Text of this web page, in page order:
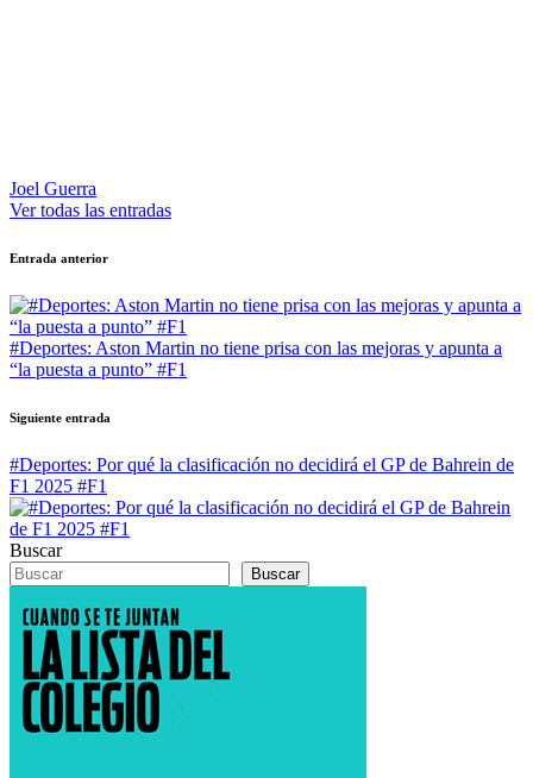
Joel Guerra
Ver todas las entradas
Navegación
de
entradas
Entrada anterior
#Deportes: Aston Martin no tiene prisa con las mejoras y apunta a
“la puesta a punto” #F1
Siguiente entrada
#Deportes: Por qué la clasificación no decidirá el GP de Bahrein de
F1 2025 #F1
Buscar
Buscar